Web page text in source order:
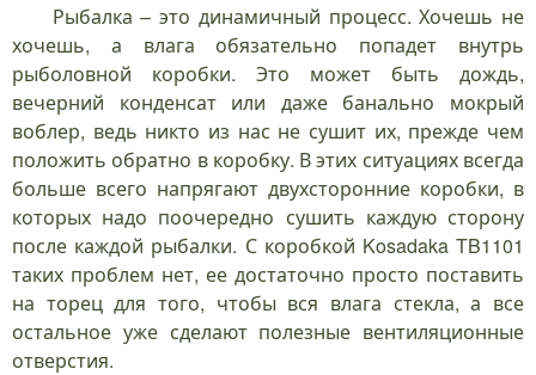
Рыбалка – это динамичный процесс. Хочешь не
хочешь, а влага обязательно попадет внутрь
рыболовной коробки. Это может быть дождь,
вечерний конденсат или даже банально мокрый
воблер, ведь никто из нас не сушит их, прежде чем
положить обратно в коробку. В этих ситуациях всегда
больше всего напрягают двухсторонние коробки, в
которых надо поочередно сушить каждую сторону
после каждой рыбалки. С коробкой Kosadaka TB1101
таких проблем нет, ее достаточно просто поставить
на торец для того, чтобы вся влага стекла, а все
остальное уже сделают полезные вентиляционные
отверстия.